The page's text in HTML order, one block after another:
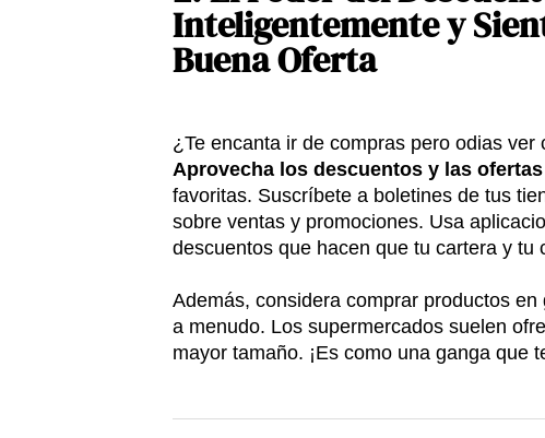
Inteligentemente y
Buena Oferta
¿Te encanta ir de compras pero odias
Aprovecha los descuentos y las ofertas
favoritas. Suscríbete a boletines de tus
sobre ventas y promociones. Usa
descuentos que hacen que tu cartera y tu
Además, considera comprar productos
a menudo. Los supermercados suelen
mayor tamaño. ¡Es como una ganga que